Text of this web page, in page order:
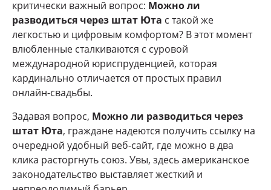
критически важный вопрос: Можно ли
разводиться через штат Юта с такой же
легкостью и цифровым комфортом? В этот момент
влюбленные сталкиваются с суровой
международной юриспруденцией, которая
кардинально отличается от простых правил
онлайн-свадьбы.
Задавая вопрос, Можно ли разводиться через
штат Юта, граждане надеются получить ссылку на
очередной удобный веб-сайт, где можно в два
клика расторгнуть союз. Увы, здесь американское
законодательство выставляет жесткий и